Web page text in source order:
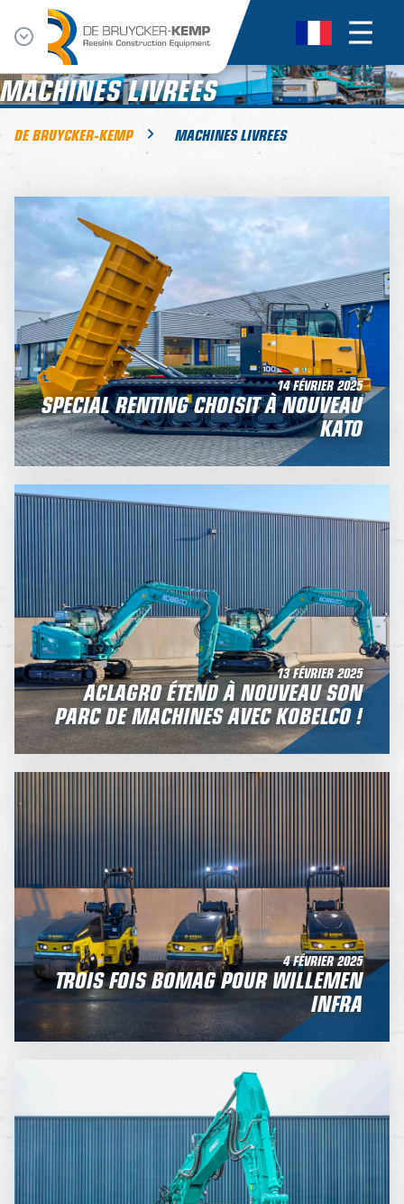
MACHINES LIVREES
DE BRUYCKER-KEMP MACHINES LIVREES
14 FÉVRIER 2025
SPECIAL RENTING CHOISIT À NOUVEAU
KATO
13 FÉVRIER 2025
ACLAGRO ÉTEND À NOUVEAU SON
PARC DE MACHINES AVEC KOBELCO !
4 FÉVRIER 2025
TROIS FOIS BOMAG POUR WILLEMEN
INFRA